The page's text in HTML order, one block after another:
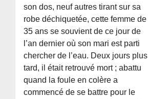
son dos, neuf autres tirant sur sa
robe déchiquetée, cette femme de
35 ans se souvient de ce jour de
l’an dernier où son mari est parti
chercher de l’eau. Deux jours plus
tard, il était retrouvé mort ; abattu
quand la foule en colère a
commencé de se battre pour le